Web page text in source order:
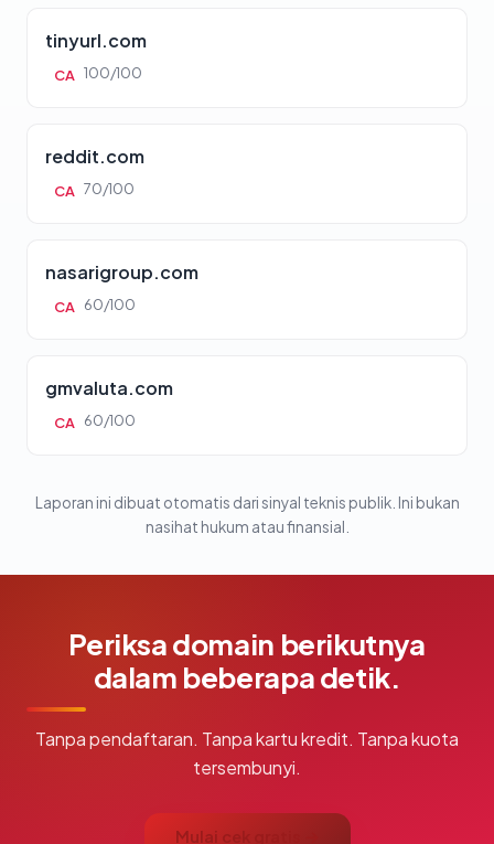
tinyurl.com
CA 100/100
reddit.com
CA 70/100
nasarigroup.com
CA 60/100
gmvaluta.com
CA 60/100
Laporan ini dibuat otomatis dari sinyal teknis publik. Ini bukan
nasihat hukum atau finansial.
Periksa domain berikutnya
dalam beberapa detik.
Tanpa pendaftaran. Tanpa kartu kredit. Tanpa kuota
tersembunyi.
Mulai cek gratis →